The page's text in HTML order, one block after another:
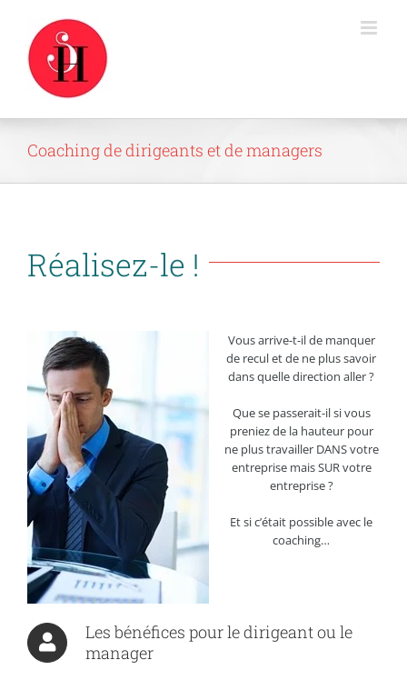
contenu
Coaching de dirigeants et de managers
Réalisez-le !
Vous arrive-t-il de manquer
de recul et de ne plus savoir
dans quelle direction aller ?
Que se passerait-il si vous
preniez de la hauteur pour
ne plus travailler DANS votre
entreprise mais SUR votre
entreprise ?
Et si c’était possible avec le
coaching…
Les bénéfices pour le dirigeant ou le
manager